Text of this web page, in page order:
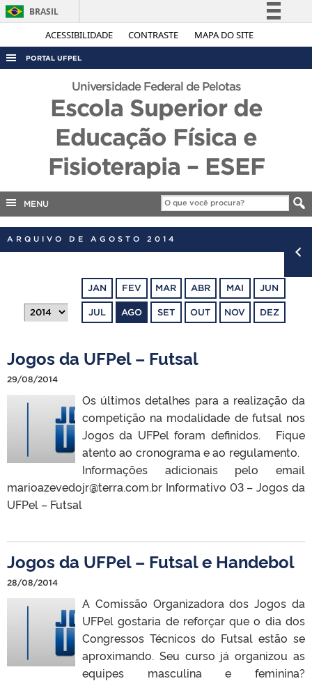
ACESSIBILIDADE CONTRASTE MAPA DO SITE
BRASIL
Simplifique!
Acesso à informação
Legislação
Canais
PORTAL UFPEL
ACESSO À INFORMAÇÃO
AUDITORIA
COBALTO
EDITAIS
INTERNACIONAL
Universidade Federal de Pelotas
Escola Superior de
Educação Física e
Fisioterapia – ESEF
MENU
ARQUIVO DE AGOSTO 2014
JAN FEV MAR ABR MAI JUN
JUL AGO SET OUT NOV DEZ
Jogos da UFPel – Futsal
29/08/2014
Os últimos detalhes para a realização da
competição na modalidade de futsal nos
Jogos da UFPel foram definidos. Fique
atento ao cronograma e ao regulamento.
Informações adicionais pelo email
marioazevedojr@terra.com.br Informativo 03 – Jogos da
UFPel – Futsal
Jogos da UFPel – Futsal e Handebol
28/08/2014
A Comissão Organizadora dos Jogos da
UFPel gostaria de reforçar que o dia dos
Congressos Técnicos do Futsal estão se
aproximando. Seu curso já organizou as
equipes masculina e feminina?